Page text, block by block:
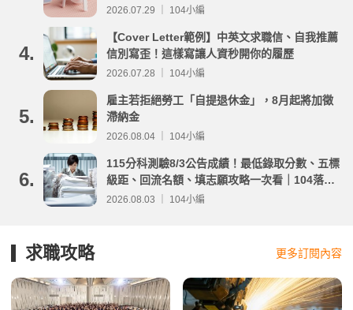
2026.07.29 ｜ 104小編
4.
【Cover Letter範例】中英文求職信、自我推薦
信別寫歪！這樣寫讓人資秒開你的履歷
2026.07.28 ｜ 104小編
5.
雇主若拒絕勞工「自提退休金」，8月起將加徵
滯納金
2026.08.04 ｜ 104小編
6.
115分科測驗8/3公告成績！最低錄取分數、五標
級距、回流名額、填志願攻略一次看｜104落點
分析
2026.08.03 ｜ 104小編
求職攻略 更多訂閱內容